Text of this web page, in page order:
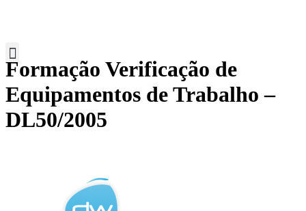
Formação Verificação de
Equipamentos de Trabalho –
DL50/2005